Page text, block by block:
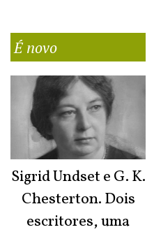
É novo
Sigrid Undset e G. K.
Chesterton. Dois
escritores, uma